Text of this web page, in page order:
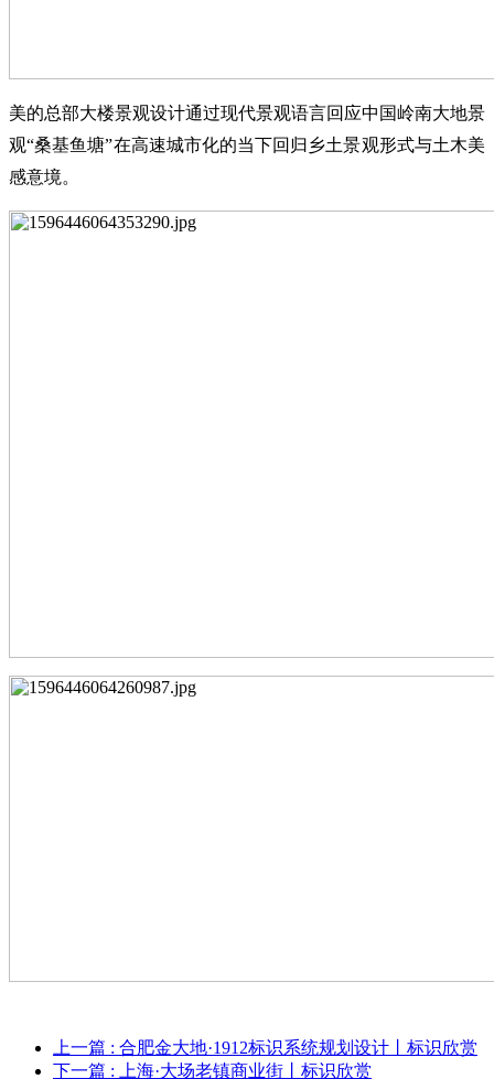
美的总部大楼景观设计通过现代景观语言回应中国岭南大地景
观“桑基鱼塘”在高速城市化的当下回归乡土景观形式与土木美
感意境。
上一篇 : 合肥金大地·1912标识系统规划设计丨标识欣赏
下一篇 : 上海·大场老镇商业街丨标识欣赏